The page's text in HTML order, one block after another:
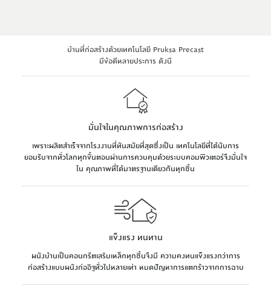
บ้านที่ก่อสร้างด้วยเทคโนโลยี Pruksa Precast
มีข้อดีหลายประการ ดังนี
มั่นใจในคุณภาพการก่อสร้าง
เพราะผลิตสำเร็จจากโรงงานที่ทันสมัยที่สุดซึ่งเป็น เทคโนโลยีที่ได้นับการ
ยอมรับจากทั่วโลกทุกขั้นตอนผ่านการควบคุมด้วยระบบคอมพิวเตอร์จึงมั่นใจ
ใน คุณภาพที่ได้มาตรฐานเดียวกันทุกชิ้น
แข็งแรง ทนทาน
ผนังบ้านเป็นคอนกรีตเสริมเหล็กทุกชิ้นจึงมี ความคงทนแข็งแรงกว่าการ
ก่อสร้างแบบผนังก่ออิฐทั่วไปหลายเท่า หมดปัญหาการแตกร้าวจากการฉาบ